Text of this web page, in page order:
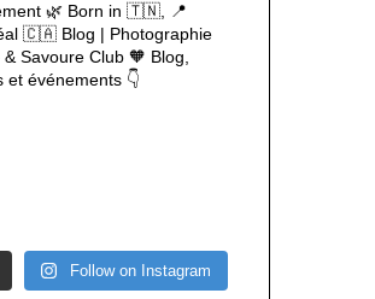
🌿 Born in 🇹🇳, 📍
🇨🇦 Blog | Photographie
& Savoure Club 🧡 Blog,
et événements 👇
Follow on Instagram